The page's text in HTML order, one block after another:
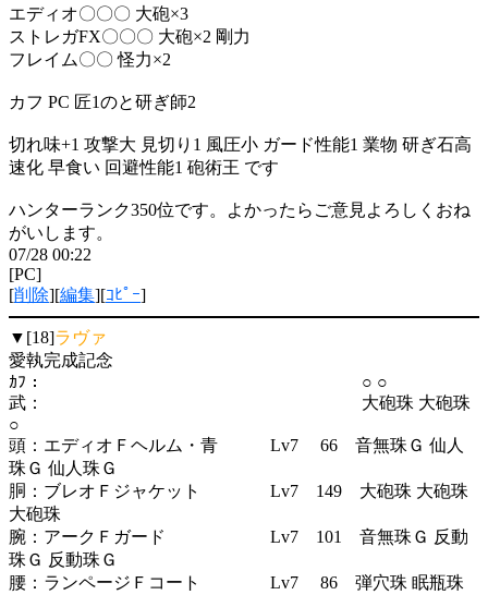
エディオ〇〇〇 大砲×3
ストレガFX〇〇〇 大砲×2 剛力
フレイム〇〇 怪力×2
カフ PC 匠1のと研ぎ師2
切れ味+1 攻撃大 見切り1 風圧小 ガード性能1 業物 研ぎ石高
速化 早食い 回避性能1 砲術王 です
ハンターランク350位です。よかったらご意見よろしくおね
がいします。
07/28 00:22
[PC]
[削除][編集][ｺﾋﾟｰ]
▼[18]ラヴァ
愛執完成記念
ｶﾌ： ○ ○
武： 大砲珠 大砲珠
○
頭：エディオＦヘルム・青 Lv7 66 音無珠Ｇ 仙人
珠Ｇ 仙人珠Ｇ
胴：ブレオＦジャケット Lv7 149 大砲珠 大砲珠
大砲珠
腕：アークＦガード Lv7 101 音無珠Ｇ 反動
珠Ｇ 反動珠Ｇ
腰：ランページＦコート Lv7 86 弾穴珠 眠瓶珠